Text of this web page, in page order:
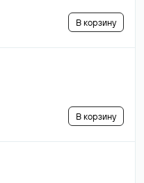
В корзину
В корзину